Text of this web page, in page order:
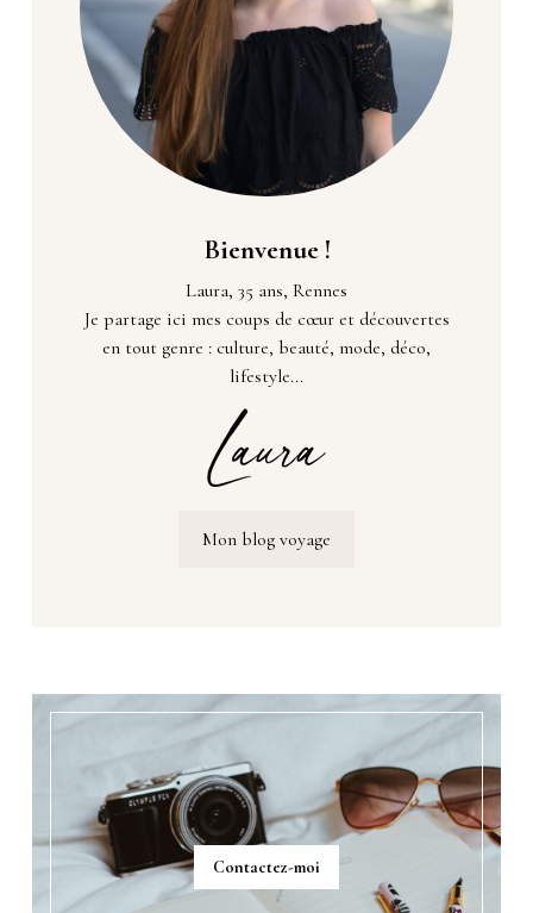
Bienvenue !
Laura, 35 ans, Rennes
Je partage ici mes coups de cœur et découvertes
en tout genre : culture, beauté, mode, déco,
lifestyle...
Mon blog voyage
Contactez-moi